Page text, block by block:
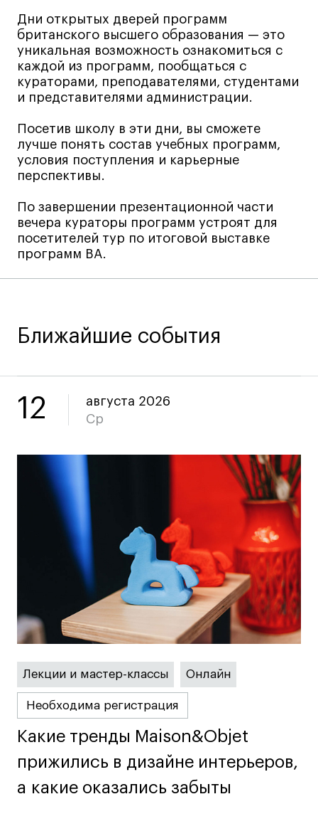
Все программы
Техникум
Специалист кино- и медиапродакшена
Графический дизайнер
Цифровой маркетолог
Технолог-конструктор одежды
Все программы
Для школьников
Долгосрочные
О школе
События
Преподаватели
Лицензии и аккредитации
Для прессы
Связи с индустрией
Вакансии
Контакты
Поступающим
Стоимость обучения
Иностранным студентам
График учебного года
Дни открытых дверей программ
британского высшего образования — это
уникальная возможность ознакомиться с
каждой из программ, пообщаться с
кураторами, преподавателями, студентами
и представителями администрации.
Посетив школу в эти дни, вы сможете
лучше понять состав учебных программ,
условия поступления и карьерные
перспективы.
По завершении презентационной части
вечера кураторы программ устроят для
посетителей тур по итоговой выставке
программ BA.
Ближайшие события
12
августа 2026
Ср
Лекции и мастер-классы Онлайн
Необходима регистрация
Какие тренды Maison&Objet
прижились в дизайне интерьеров,
а какие оказались забыты
Какие тренды Maison&Objet
прижились в дизайне интерьеров,
а какие оказались забыты